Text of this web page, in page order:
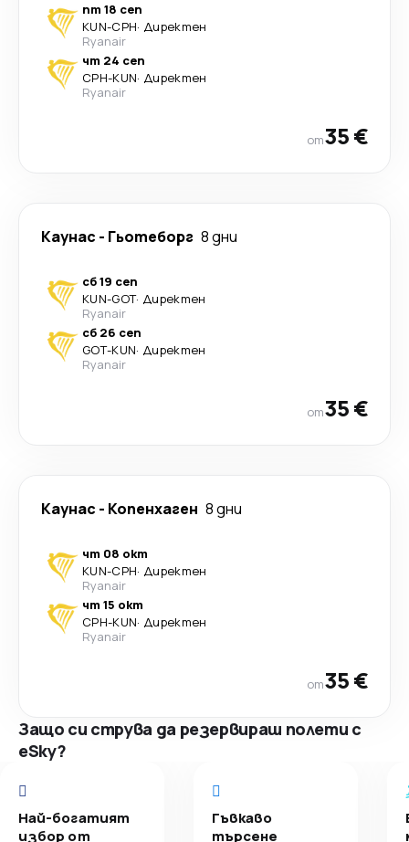
пт 18 сеп
KUN-CPH· Директен
Ryanair
чт 24 сеп
CPH-KUN· Директен
Ryanair
от35 €
Каунас - Гьотеборг 8 дни
сб 19 сеп
KUN-GOT· Директен
Ryanair
сб 26 сеп
GOT-KUN· Директен
Ryanair
от35 €
Каунас - Копенхаген 8 дни
чт 08 окт
KUN-CPH· Директен
Ryanair
чт 15 окт
CPH-KUN· Директен
Ryanair
от35 €
Защо си струва да резервираш полети с
eSky?
Най-богатият
избор от
Гъвкаво
търсене